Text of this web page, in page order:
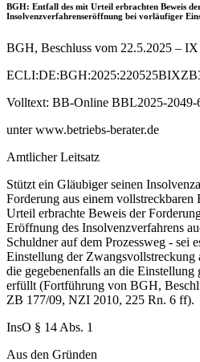
BGH: Entfall des mit Urteil erbrachten Beweis
Insolvenzverfahrenseröffnung bei vorläufiger
BGH, Beschluss vom 22.5.2025 –
Volltext: BB-Online BBL2025-2049-
unter www.betriebs-berater.de
Amtlicher Leitsatz
Stützt ein Gläubiger seinen
Forderung aus einem
Urteil erbrachte Beweis der
Eröffnung des Insolvenzverfahrens
Schuldner auf dem Prozessweg - sei
Einstellung der Zwangsvollstreckung
die gegebenenfalls an die Einstellung
erfüllt (Fortführung von BGH,
ZB 177/09, NZI 2010, 225 Rn. 6 ff).
InsO § 14 Abs. 1
Aus den Gründen